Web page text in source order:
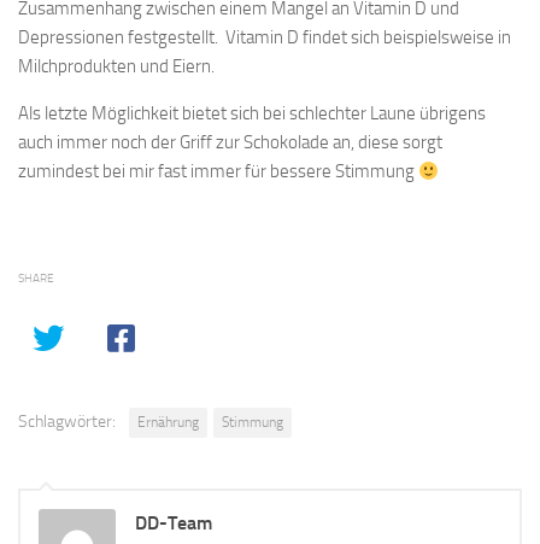
Zusammenhang zwischen einem Mangel an Vitamin D und
Depressionen festgestellt. Vitamin D findet sich beispielsweise in
Milchprodukten und Eiern.
Als letzte Möglichkeit bietet sich bei schlechter Laune übrigens
auch immer noch der Griff zur Schokolade an, diese sorgt
zumindest bei mir fast immer für bessere Stimmung
SHARE
Schlagwörter: Ernährung Stimmung
DD-Team